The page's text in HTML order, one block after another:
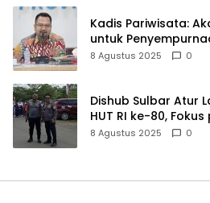
Kadis Pariwisata:
untuk
Kreatif
8 Agustus 2025 0
Dishub Sulbar Atur
HUT RI ke-80,
Kemacetan
8 Agustus 2025 0